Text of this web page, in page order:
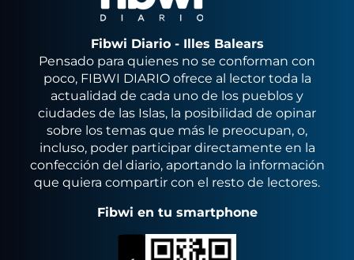
Fibwi Diario - Illes Balears
Pensado para quienes no se conforman con
poco, FIBWI DIARIO ofrece al lector toda la
actualidad de cada uno de los pueblos y
ciudades de las Islas, la posibilidad de opinar
sobre los temas que más le preocupan, o,
incluso, poder participar directamente en la
confección del diario, aportando la información
que quiera compartir con el resto de lectores.
Fibwi en tu smartphone